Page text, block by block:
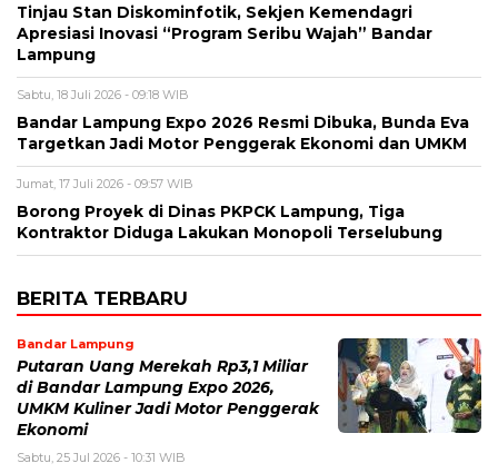
Tinjau Stan Diskominfotik, Sekjen Kemendagri
Apresiasi Inovasi “Program Seribu Wajah” Bandar
Lampung
Sabtu, 18 Juli 2026 - 09:18 WIB
Bandar Lampung Expo 2026 Resmi Dibuka, Bunda Eva
Targetkan Jadi Motor Penggerak Ekonomi dan UMKM
Jumat, 17 Juli 2026 - 09:57 WIB
Borong Proyek di Dinas PKPCK Lampung, Tiga
Kontraktor Diduga Lakukan Monopoli Terselubung
BERITA TERBARU
Bandar Lampung
Putaran Uang Merekah Rp3,1 Miliar
di Bandar Lampung Expo 2026,
UMKM Kuliner Jadi Motor Penggerak
Ekonomi
Sabtu, 25 Jul 2026 - 10:31 WIB